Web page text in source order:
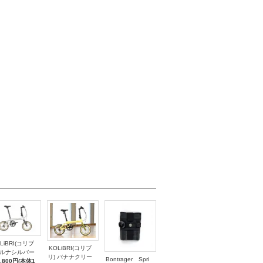
コリブ
ナシルバー
円(本体1
KOLiBRI(コリブ
リ) バナナクリー
Bontrager Spri